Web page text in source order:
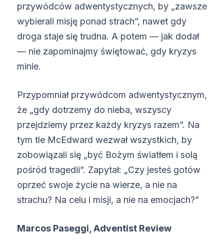
przywódców adwentystycznych, by „zawsze
wybierali misję ponad strach”, nawet gdy
droga staje się trudna. A potem — jak dodał
— nie zapominajmy świętować, gdy kryzys
minie.
Przypomniał przywódcom adwentystycznym,
że „gdy dotrzemy do nieba, wszyscy
przejdziemy przez każdy kryzys razem”. Na
tym tle McEdward wezwał wszystkich, by
zobowiązali się „być Bożym światłem i solą
pośród tragedii”. Zapytał: „Czy jesteś gotów
oprzeć swoje życie na wierze, a nie na
strachu? Na celu i misji, a nie na emocjach?”
Marcos Paseggi, Adventist Review